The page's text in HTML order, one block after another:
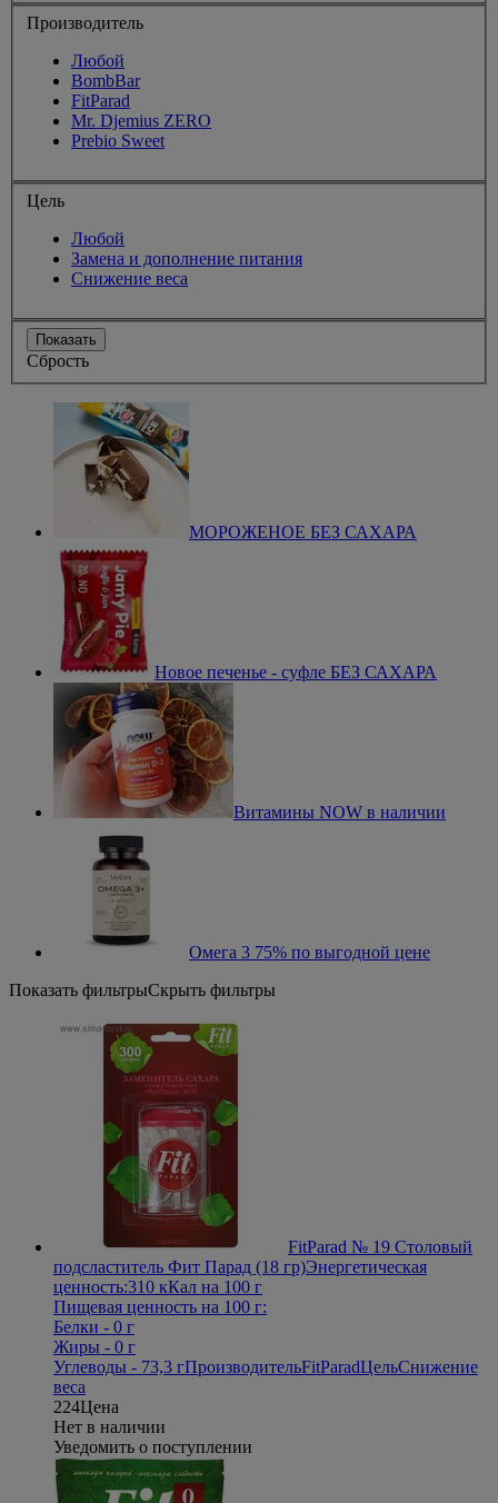
Производитель
Любой
BombBar
FitParad
Mr. Djemius ZERO
Prebio Sweet
Цель
Любой
Замена и дополнение питания
Снижение веса
Показать
Сбрость
МОРОЖЕНОЕ БЕЗ САХАРА
Новое печенье - суфле БЕЗ САХАРА
Витамины NOW в наличии
Омега 3 75% по выгодной цене
Показать фильтрыСкрыть фильтры
FitParad № 19 Столовый
подсластитель Фит Парад (18 гр)Энергетическая
ценность:310 кКал на 100 г
Пищевая ценность на 100 г:
Белки - 0 г
Жиры - 0 г
Углеводы - 73,3 гПроизводительFitParadЦельСнижение
веса
224Цена
Нет в наличии
Уведомить о поступлении